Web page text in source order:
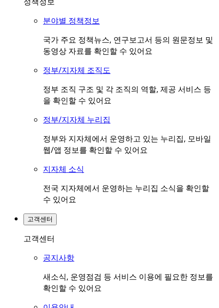
분야별 정책정보
국가 주요 정책뉴스, 연구보고서 등의 원문정보 및
동영상 자료를 확인할 수 있어요
정부/지자체 조직도
정부 조직 구조 및 각 조직의 역할, 제공 서비스 등
을 확인할 수 있어요
정부/지자체 누리집
정부와 지자체에서 운영하고 있는 누리집, 모바일
웹/앱 정보를 확인할 수 있어요
지자체 소식
전국 지자체에서 운영하는 누리집 소식을 확인할
수 있어요
고객센터
고객센터
공지사항
새소식, 운영점검 등 서비스 이용에 필요한 정보를
확인할 수 있어요